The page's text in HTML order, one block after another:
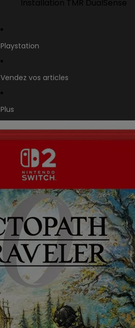
Installation TMR DualSense
Playstation
Vendez vos articles
Plus